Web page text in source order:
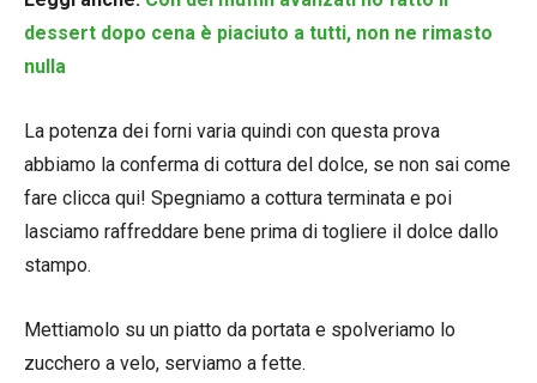
dessert dopo cena è piaciuto a tutti, non ne rimasto
nulla
La potenza dei forni varia quindi con questa prova
abbiamo la conferma di cottura del dolce, se non sai come
fare clicca qui! Spegniamo a cottura terminata e poi
lasciamo raffreddare bene prima di togliere il dolce dallo
stampo.
Mettiamolo su un piatto da portata e spolveriamo lo
zucchero a velo, serviamo a fette.